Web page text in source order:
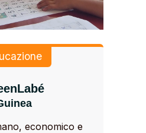
economico e